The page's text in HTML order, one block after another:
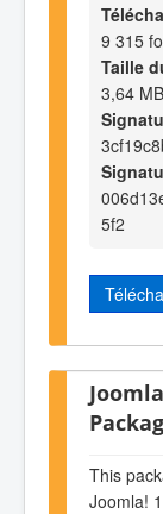
9 315
Taille
3,64 MB
5f2
This
Joomla!